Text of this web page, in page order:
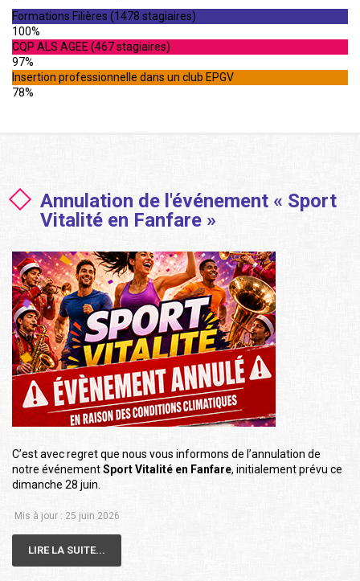
Formations Filières (1478 stagiaires)
100%
CQP ALS AGEE (467 stagiaires)
97%
Insertion professionnelle dans un club EPGV
78%
Annulation de l'événement « Sport
Vitalité en Fanfare »
C’est avec regret que nous vous informons de l’annulation de
notre événementSport Vitalité en Fanfare, initialement prévu ce
dimanche 28 juin.
Mis à jour : 25 juin 2026
LIRE LA SUITE...